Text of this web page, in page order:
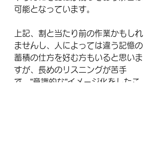
可能となっています。
上記、割と当たり前の作業かもしれ
ませんし、人によっては違う記憶の
蓄積の仕方を好む方もいると思いま
すが、長めのリスニングが苦手
で、”意識的な”イメージ化をしたこ